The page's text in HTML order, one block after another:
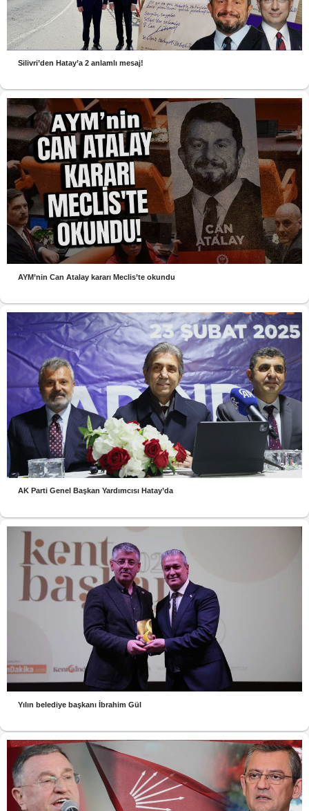
Silivri’den Hatay’a 2 anlamlı mesaj!
AYM’nin Can Atalay kararı Meclis’te okundu
AK Parti Genel Başkan Yardımcısı Hatay’da
Yılın belediye başkanı İbrahim Gül